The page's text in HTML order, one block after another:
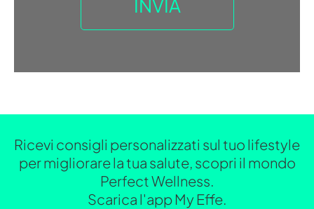
Ricevi consigli personalizzati sul tuo lifestyle
per migliorare la tua salute, scopri il mondo
Perfect Wellness.
Scarica l'app My Effe.